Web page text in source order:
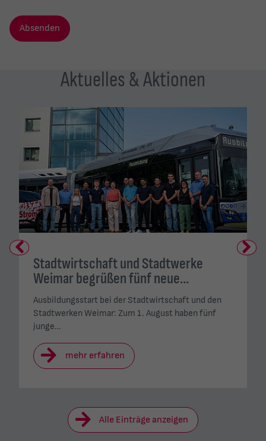
Absenden
Aktuelles & Aktionen
Previous
Stadtwirtschaft und Stadtwerke
Weimar begrüßen fünf neue…
Ausbildungsstart bei der Stadtwirtschaft und den
Stadtwerken Weimar: Zum 1. August haben fünf
junge…
mehr erfahren
Next
Alle Einträge anzeigen